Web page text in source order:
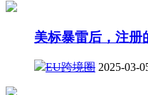
美标暴雷后，注册
EU跨境圈 2025-03-